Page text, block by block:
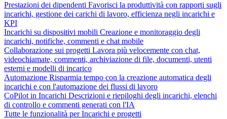
Prestazioni dei dipendenti Favorisci la produttività con rapporti sugli
incarichi, gestione dei carichi di lavoro, efficienza negli incarichi e
KPI
Incarichi su dispositivi mobili Creazione e monitoraggio degli
incarichi, notifiche, commenti e chat mobile
Collaborazione sui progetti Lavora più velocemente con chat,
videochiamate, commenti, archiviazione di file, documenti, utenti
esterni e modelli di incarico
Automazione Risparmia tempo con la creazione automatica degli
incarichi e con l'automazione dei flussi di lavoro
CoPilot in Incarichi Descrizioni e riepiloghi degli incarichi, elenchi
di controllo e commenti generati con l'IA
Tutte le funzionalità per Incarichi e progetti